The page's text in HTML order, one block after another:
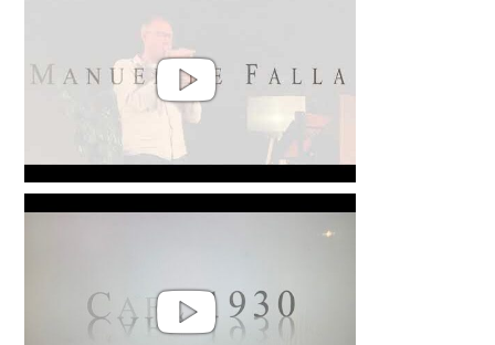
Jeroen Schippers
Nana - Manuel de Falla